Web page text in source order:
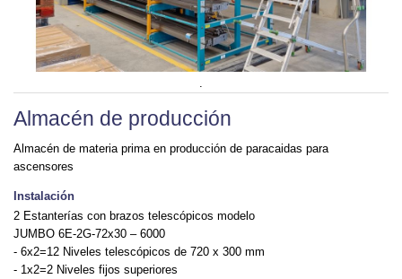
Almacén de producción
Almacén de materia prima en producción de paracaidas para
ascensores
Instalación
2 Estanterías con brazos telescópicos modelo
JUMBO 6E-2G-72x30 – 6000
- 6x2=12 Niveles telescópicos de 720 x 300 mm
- 1x2=2 Niveles fijos superiores